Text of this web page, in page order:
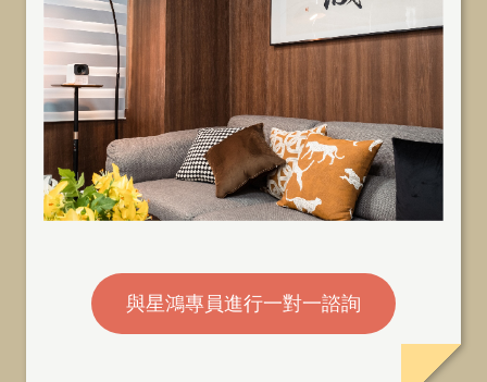
與星鴻專員進行一對一諮詢